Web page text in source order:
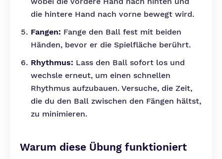
die hintere Hand nach vorne bewegt wird.
Fangen: Fange den Ball fest mit beiden
Händen, bevor er die Spielfläche berührt.
Rhythmus: Lass den Ball sofort los und
wechsle erneut, um einen schnellen
Rhythmus aufzubauen. Versuche, die Zeit,
die du den Ball zwischen den Fängen hältst,
zu minimieren.
Warum diese Übung funktioniert